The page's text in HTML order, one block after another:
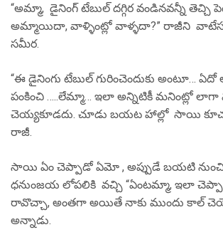
“అమ్మా, డైనింగ్ టేబుల్ దగ్గిర వండినవన్నీ తెచ్చి
అమ్మాయిదా, వాళ్ళింట్లో వాళ్ళదా?” రాజీని
సమీర.
“ఈ డైనింగు టేబుల్ గురించెందుకు అంటూ… ఏదో
పంకించి …..లేమ్మా… ఇలా అన్నిటికీ మనింట్లో
చెయ్యకూడదు. చూడు బయట హాల్లో సాయి
రాజీ.
సాయి ఏం చెప్పాడో ఏమో , అప్పుడే బయటి
ధనుంజయ లోపలికి వచ్చి “ఏంటమ్మా, ఇలా చెప్పా
రావొచ్చా, అంతగా అయితే నాకు ముందు కాల్
అన్నాడు.